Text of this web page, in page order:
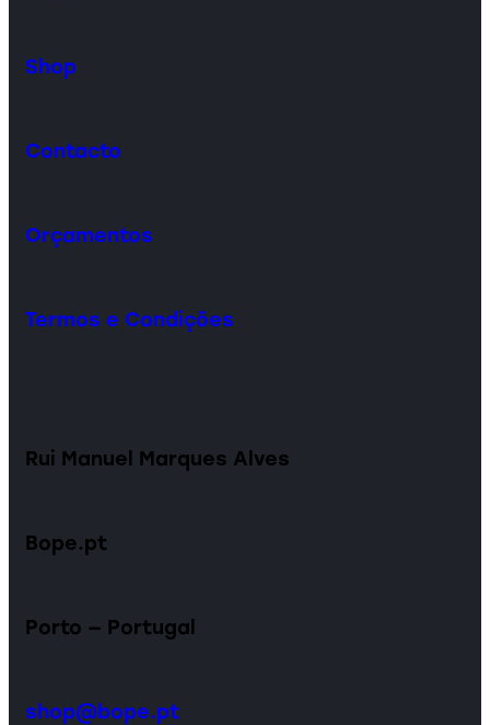
Shop
Contacto
Orçamentos
Termos e Condições
Rui Manuel Marques Alves
Bope.pt
Porto — Portugal
shop@bope.pt